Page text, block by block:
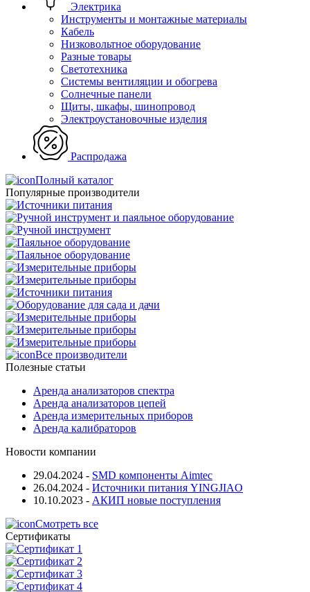
Электрика
Инструменты и монтажные материалы
Кабель
Низковольтное оборудование
Разные товары
Светотехника
Системы вентиляции и обогрева
Солнечные панели
Щиты, шкафы, шинопровод
Электроустановочные изделия
Распродажа
Полный каталог
Популярные производители
Все производители
Полезные статьи
Аренда анализаторов спектра
Аренда анализаторов цепей
Аренда измерительных приборов
Аренда калибраторов
Новости компании
29.04.2024 - SMD компоненты Aimtec
26.04.2024 - Источники питания YINGJIAO
10.10.2023 - АКИП новые поступления
Смотреть все
Сертификаты